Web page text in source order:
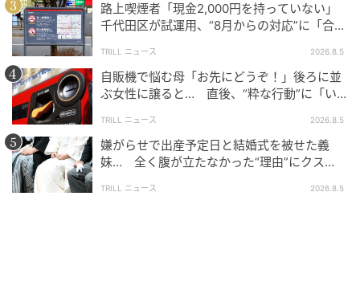
と変わって『楽しみ！生地から作ります！』って」
と、わずか5分で大熱中モードに切り替わった裏話を披
露してくれました。
最終的には生地を今作のテーマカラーであるイエロー
用に染め上げるなど、「やりたいことを全部やらせて
もらった、すごくスペシャルな環境でした」と満面の
笑みを浮かべました。
路上喫煙者「現金2,000円を持っていない」
千代田区が試運用、“8月からの対応”に「合理
TRILL ニュース 2026.8.5
自販機で悩む母「お先にどうぞ！」後ろに並
ぶ女性に譲ると… 直後、“粋な行動”に「い
TRILL ニュース 2026.8.5
嫌がらせで出産予定日と結婚式を被せた義
妹… 全く腹が立たなかった“理由”にクス
TRILL ニュース 2026.8.5